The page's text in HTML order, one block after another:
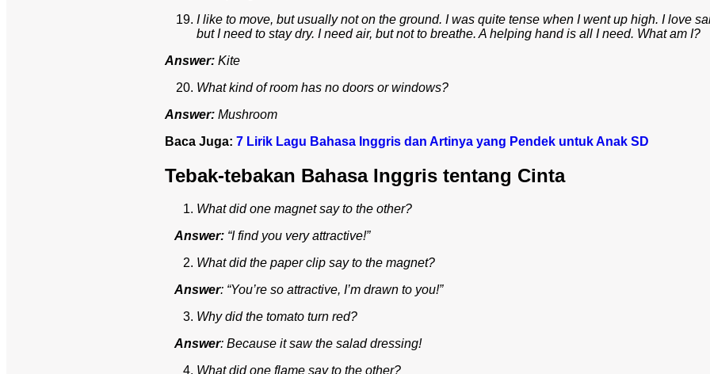
I like to move, but usually not on the ground. I was quite tense when I went up high. I love
but I need to stay dry. I need air, but not to breathe. A helping hand is all I need. What am I?
Answer: Kite
What kind of room has no doors or windows?
Answer: Mushroom
Baca Juga: 7 Lirik Lagu Bahasa Inggris dan Artinya yang Pendek untuk Anak SD
Tebak-tebakan Bahasa Inggris tentang Cinta
What did one magnet say to the other?
Answer: “I find you very attractive!”
What did the paper clip say to the magnet?
Answer: “You’re so attractive, I’m drawn to you!”
Why did the tomato turn red?
Answer: Because it saw the salad dressing!
What did one flame say to the other?